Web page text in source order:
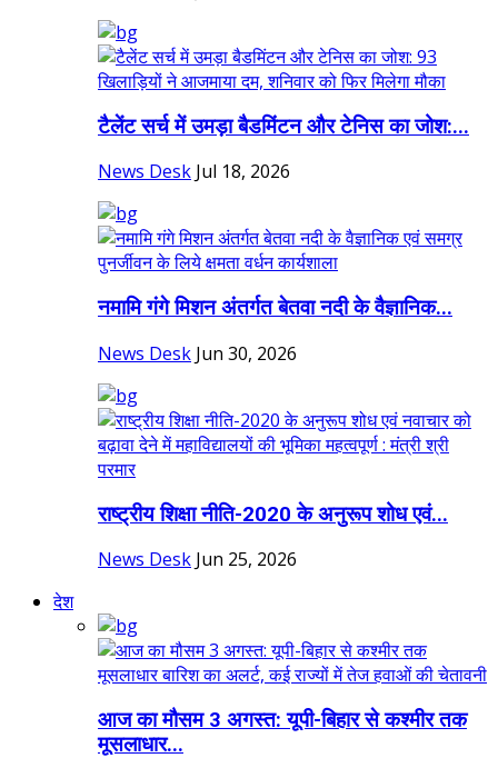
टैलेंट सर्च में उमड़ा बैडमिंटन और टेनिस का जोश:...
News Desk Jul 18, 2026
नमामि गंगे मिशन अंतर्गत बेतवा नदी के वैज्ञानिक...
News Desk Jun 30, 2026
राष्ट्रीय शिक्षा नीति-2020 के अनुरूप शोध एवं...
News Desk Jun 25, 2026
देश
आज का मौसम 3 अगस्त: यूपी-बिहार से कश्मीर तक
मूसलाधार...